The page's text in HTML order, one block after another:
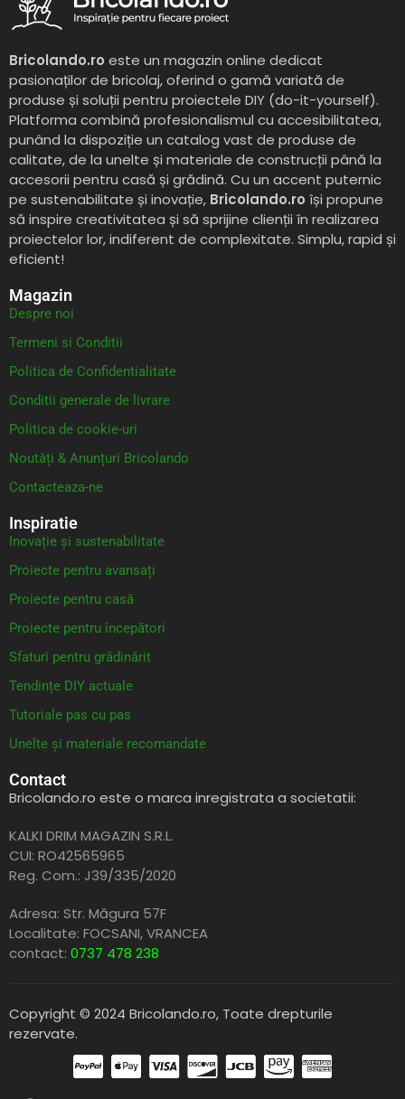
Bricolando.ro este un magazin online dedicat
pasionaților de bricolaj, oferind o gamă variată de
produse și soluții pentru proiectele DIY (do-it-yourself).
Platforma combină profesionalismul cu accesibilitatea,
punând la dispoziție un catalog vast de produse de
calitate, de la unelte și materiale de construcții până la
accesorii pentru casă și grădină. Cu un accent puternic
pe sustenabilitate și inovație, Bricolando.ro își propune
să inspire creativitatea și să sprijine clienții în realizarea
proiectelor lor, indiferent de complexitate. Simplu, rapid și
eficient!
Magazin
Despre noi
Termeni si Conditii
Politica de Confidentialitate
Conditii generale de livrare
Politica de cookie-uri
Noutăți & Anunțuri Bricolando
Contacteaza-ne
Inspiratie
Inovație și sustenabilitate
Proiecte pentru avansați
Proiecte pentru casă
Proiecte pentru începători
Sfaturi pentru grădinărit
Tendințe DIY actuale
Tutoriale pas cu pas
Unelte și materiale recomandate
Contact
Bricolando.ro este o marca inregistrata a societatii:
KALKI DRIM MAGAZIN S.R.L.
CUI: RO42565965
Reg. Com.: J39/335/2020
Adresa: Str. Măgura 57F
Localitate: FOCSANI,VRANCEA
contact: 0737 478 238
Copyright © 2024 Bricolando.ro, Toate drepturile
rezervate.